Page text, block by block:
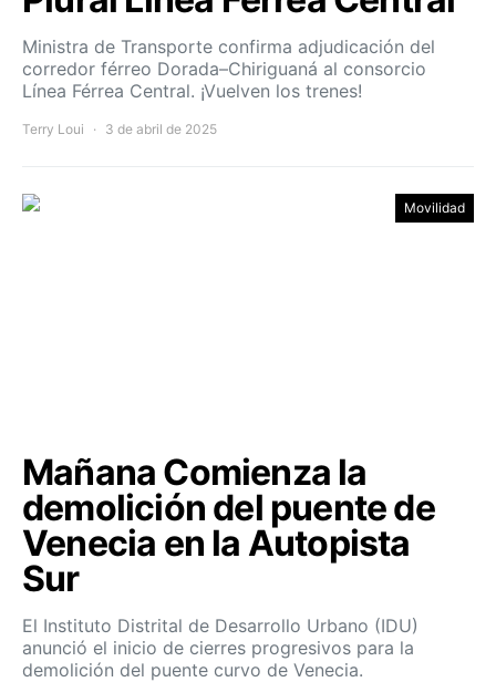
Ministra de Transporte confirma adjudicación del
corredor férreo Dorada–Chiriguaná al consorcio
Línea Férrea Central. ¡Vuelven los trenes!
Terry Loui 3 de abril de 2025
Movilidad
Mañana Comienza la
demolición del puente de
Venecia en la Autopista
Sur
El Instituto Distrital de Desarrollo Urbano (IDU)
anunció el inicio de cierres progresivos para la
demolición del puente curvo de Venecia.